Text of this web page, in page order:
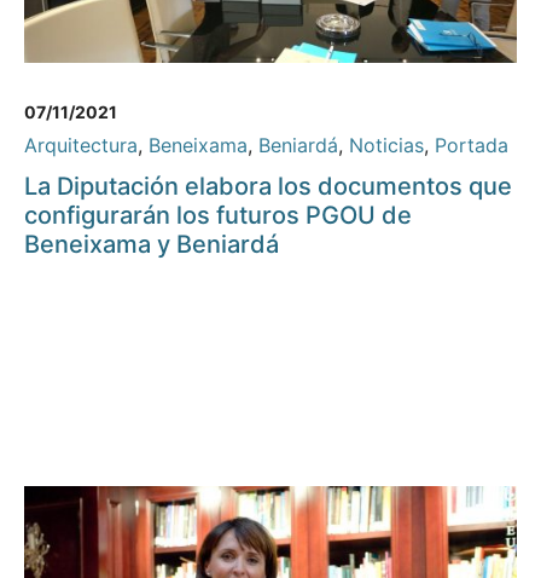
07/11/2021
Arquitectura, Beneixama, Beniardá, Noticias, Portada
La Diputación elabora los documentos que
configurarán los futuros PGOU de
Beneixama y Beniardá